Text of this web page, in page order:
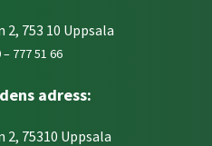
753 10 Uppsala
– 777 51 66
adress:
75310 Uppsala